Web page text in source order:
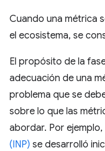
Cuando una métrica
el ecosistema, se
El propósito de la
adecuación de una
problema que se
sobre lo que las
abordar. Por ejemplo,
(INP) se desarrolló